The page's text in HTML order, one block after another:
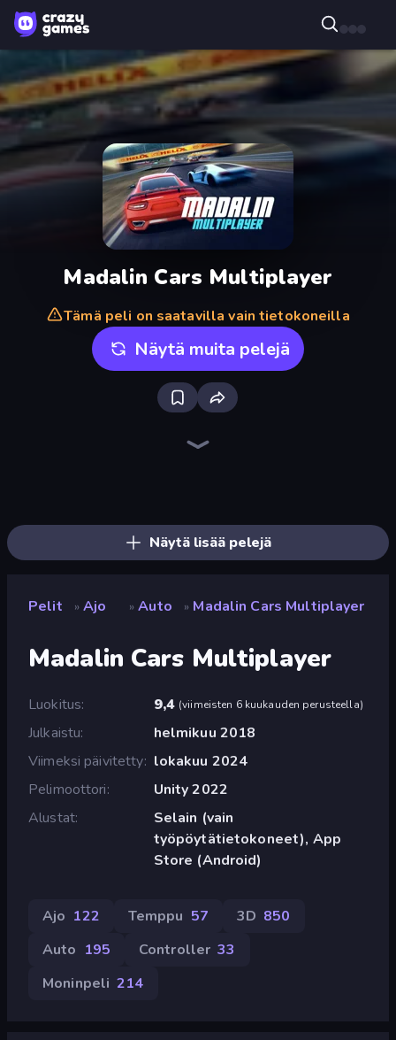
Madalin Cars Multiplayer
Tämä peli on saatavilla vain tietokoneilla
Näytä muita pelejä
Näytä lisää pelejä
Pelit » Ajo » Auto » Madalin Cars Multiplayer
Madalin Cars Multiplayer
Luokitus 9,4 (viimeisten 6 kuukauden perusteella)
Julkaistu
helmikuu 2018
Viimeksi päivitetty lokakuu 2024
Pelimoottori
Unity 2022
Alustat
Selain (vain
työpöytätietokoneet), App
Store (Android)
Ajo 122 Temppu 57 3D 850
Auto 195 Controller 33
Moninpeli 214